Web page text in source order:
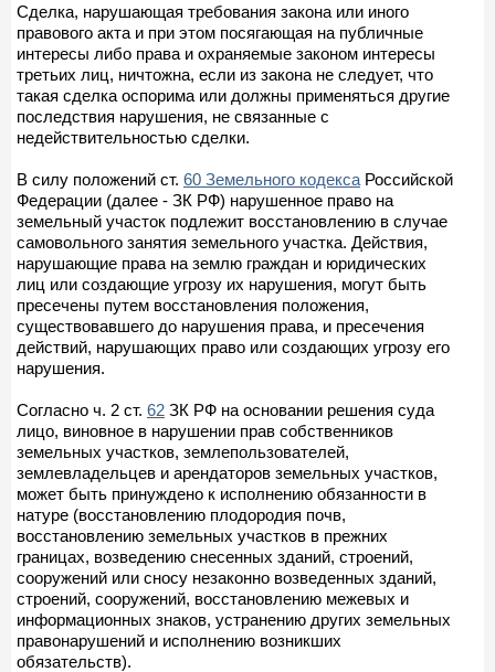
Сделка, нарушающая требования закона или иного
правового акта и при этом посягающая на публичные
интересы либо права и охраняемые законом интересы
третьих лиц, ничтожна, если из закона не следует, что
такая сделка оспорима или должны применяться другие
последствия нарушения, не связанные с
недействительностью сделки.
В силу положений ст. 60 Земельного кодекса Российской
Федерации (далее - ЗК РФ) нарушенное право на
земельный участок подлежит восстановлению в случае
самовольного занятия земельного участка. Действия,
нарушающие права на землю граждан и юридических
лиц или создающие угрозу их нарушения, могут быть
пресечены путем восстановления положения,
существовавшего до нарушения права, и пресечения
действий, нарушающих право или создающих угрозу его
нарушения.
Согласно ч. 2 ст. 62 ЗК РФ на основании решения суда
лицо, виновное в нарушении прав собственников
земельных участков, землепользователей,
землевладельцев и арендаторов земельных участков,
может быть принуждено к исполнению обязанности в
натуре (восстановлению плодородия почв,
восстановлению земельных участков в прежних
границах, возведению снесенных зданий, строений,
сооружений или сносу незаконно возведенных зданий,
строений, сооружений, восстановлению межевых и
информационных знаков, устранению других земельных
правонарушений и исполнению возникших
обязательств).